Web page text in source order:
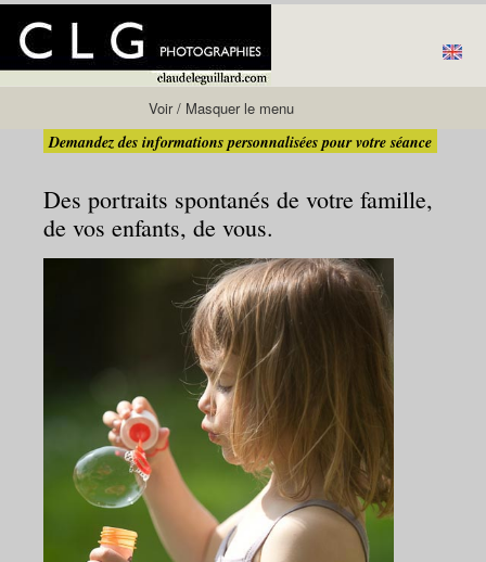
Voir / Masquer le menu
Demandez des informations personnalisées pour votre séance
Des portraits spontanés de votre famille,
de vos enfants, de vous.